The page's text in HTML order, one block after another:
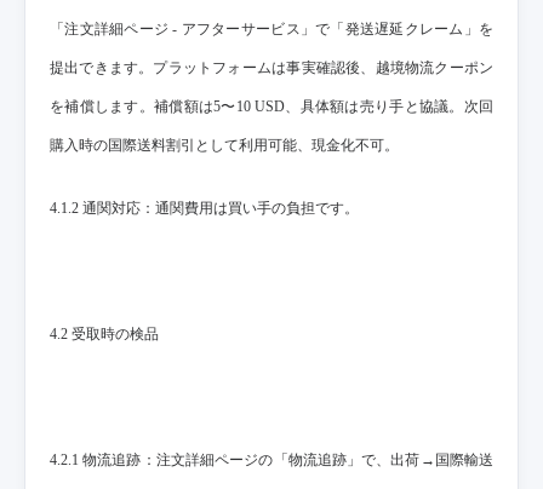
「注文詳細ページ - アフターサービス」で「発送遅延クレーム」を
提出できます。プラットフォームは事実確認後、越境物流クーポン
を補償します。補償額は5〜10 USD、具体額は売り手と協議。次回
購入時の国際送料割引として利用可能、現金化不可。
4.1.2 通関対応：通関費用は買い手の負担です。
4.2 受取時の検品
4.2.1 物流追跡：注文詳細ページの「物流追跡」で、出荷→国際輸送